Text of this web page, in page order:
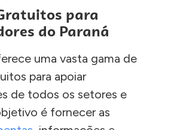
para
do Paraná
uma vasta gama de
para apoiar
de todos os setores e
é fornecer as